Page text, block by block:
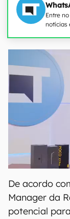
Entre
notícias
De acordo
Manager da
potencial